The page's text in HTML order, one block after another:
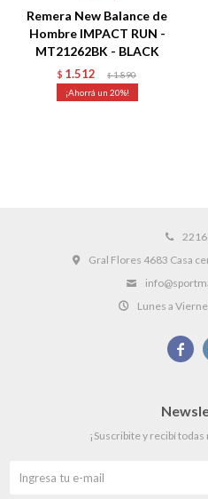
Remera New Balance de
Hombre IMPACT RUN -
MT21262BK - BLACK
$ 1.512 $ 1.890
20
Gral Flores 4683 Casa
Lunes a

¡Suscribite y recibí